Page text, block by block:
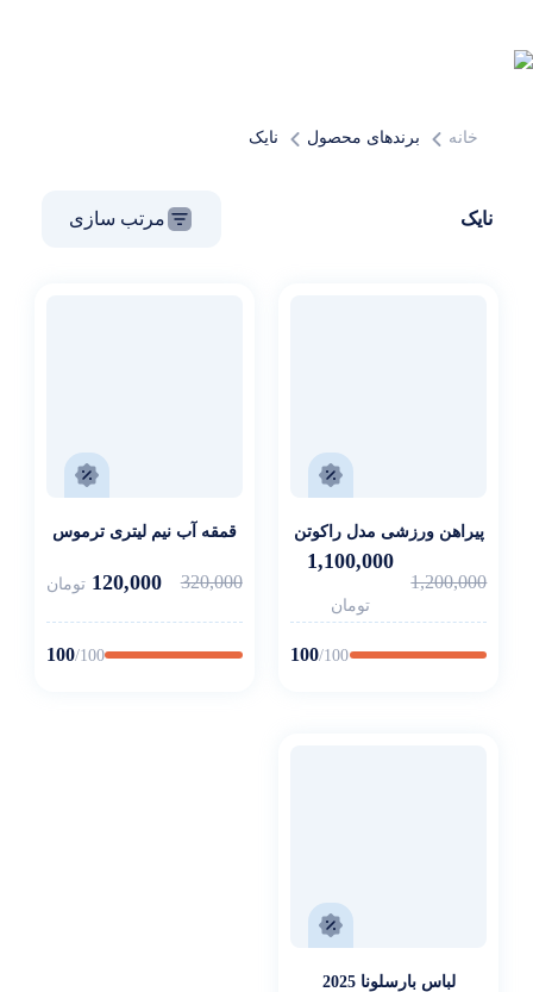
خانه برندهای محصول نایک
نایک مرتب سازی
پیراهن ورزشی مدل راکوتن
1,200,000
1,100,000
تومان
100/100
قمقه آب نیم لیتری ترموس
320,000
120,000 تومان
100/100
لباس بارسلونا 2025